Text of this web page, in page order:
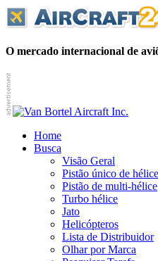
O mercado internacional de
Home
Busca
Visão Geral
Pistão único de hélice
Pistão de multi-hélice
Turbo hélice
Jato
Helicópteros
Lista de Distribuidor
Olhar por Marca